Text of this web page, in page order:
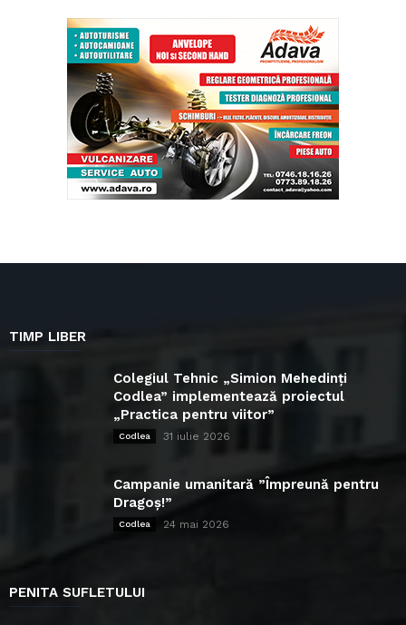
TIMP LIBER
Colegiul Tehnic „Simion Mehedinți
Codlea” implementează proiectul
„Practica pentru viitor”
Codlea 31 iulie 2026
Campanie umanitară ”Împreună pentru
Dragoș!”
Codlea 24 mai 2026
PENITA SUFLETULUI